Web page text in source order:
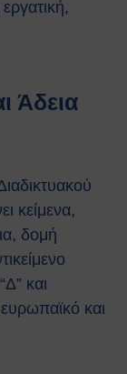
Άδεια
κείμενα,
δομή
και
και